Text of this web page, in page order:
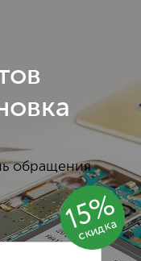
15%
скидка
обращения